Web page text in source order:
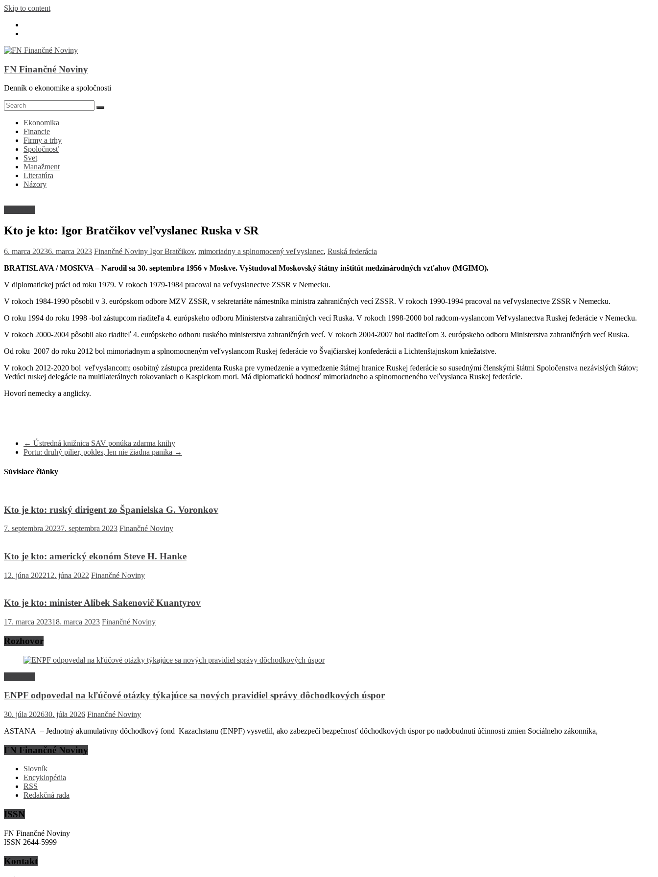
Skip to content
FN Finančné Noviny
Denník o ekonomike a spoločnosti
Ekonomika
Financie
Firmy a trhy
Spoločnosť
Svet
Manažment
Literatúra
Názory
Kto je kto: Igor Bratčikov veľvyslanec Ruska v SR
6. marca 20236. marca 2023 Finančné Noviny Igor Bratčikov, mimoriadny a splnomocený veľvyslanec, Ruská federácia
BRATISLAVA / MOSKVA – Narodil sa 30. septembra 1956 v Moskve. Vyštudoval Moskovský štátny inštitút medzinárodných vzťahov (MGIMO).
V diplomatickej práci od roku 1979. V rokoch 1979-1984 pracoval na veľvyslanectve ZSSR v Nemecku.
V rokoch 1984-1990 pôsobil v 3. európskom odbore MZV ZSSR, v sekretariáte námestníka ministra zahraničných vecí ZSSR. V rokoch 1990-1994 pracoval na veľvyslanectve ZSSR v Nemecku.
O roku 1994 do roku 1998 -bol zástupcom riaditeľa 4. európskeho odboru Ministerstva zahraničných vecí Ruska. V rokoch 1998-2000 bol radcom-vyslancom Veľvyslanectva Ruskej federácie v Nemecku.
V rokoch 2000-2004 pôsobil ako riaditeľ 4. európskeho odboru ruského ministerstva zahraničných vecí. V rokoch 2004-2007 bol riaditeľom 3. európskeho odboru Ministerstva zahraničných vecí Ruska.
Od roku 2007 do roku 2012 bol mimoriadnym a splnomocneným veľvyslancom Ruskej federácie vo Švajčiarskej konfederácii a Lichtenštajnskom kniežatstve.
V rokoch 2012-2020 bol veľvyslancom; osobitný zástupca prezidenta Ruska pre vymedzenie a vymedzenie štátnej hranice Ruskej federácie so susednými členskými štátmi Spoločenstva nezávislých štátov;
Vedúci ruskej delegácie na multilaterálnych rokovaniach o Kaspickom mori. Má diplomatickú hodnosť mimoriadneho a splnomocneného veľvyslanca Ruskej federácie.
Hovorí nemecky a anglicky.
← Ústredná knižnica SAV ponúka zdarma knihy
Portu: druhý pilier, pokles, len nie žiadna panika →
Súvisiace články
Kto je kto: ruský dirigent zo Španielska G. Voronkov
7. septembra 20237. septembra 2023 Finančné Noviny
Kto je kto: americký ekonóm Steve H. Hanke
12. júna 202212. júna 2022 Finančné Noviny
Kto je kto: minister Alibek Sakenovič Kuantyrov
17. marca 202318. marca 2023 Finančné Noviny
Rozhovor
ENPF odpovedal na kľúčové otázky týkajúce sa nových pravidiel správy dôchodkových úspor
30. júla 202630. júla 2026 Finančné Noviny
ASTANA – Jednotný akumulatívny dôchodkový fond Kazachstanu (ENPF) vysvetlil, ako zabezpečí bezpečnosť dôchodkových úspor po nadobudnutí účinnosti zmien Sociálneho zákonníka,
FN Finančné Noviny
Slovník
Encyklopédia
RSS
Redakčná rada
ISSN
FN Finančné Noviny
ISSN 2644-5999
Kontakt